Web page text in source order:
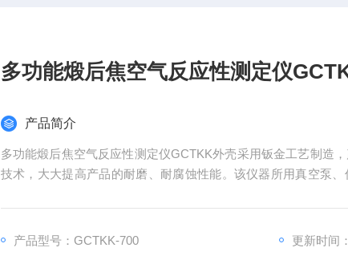
多功能煅后焦空气反应性测定仪
产品简介
多功能煅后焦空气反应性测定仪GCTKK外壳采用钣金工艺制造
技术，大大提高产品的耐磨、耐腐蚀性能。该仪器所用真空泵
保各项数据稳定，准确、可靠。采用可编程序逻辑控制器（
产品型号：GCTKK-700
更新时间